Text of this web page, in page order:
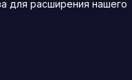
для расширения нашего